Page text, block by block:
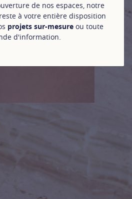
de nos espaces, notre
reste à votre entière disposition
projets sur-mesureou toute
d'information.